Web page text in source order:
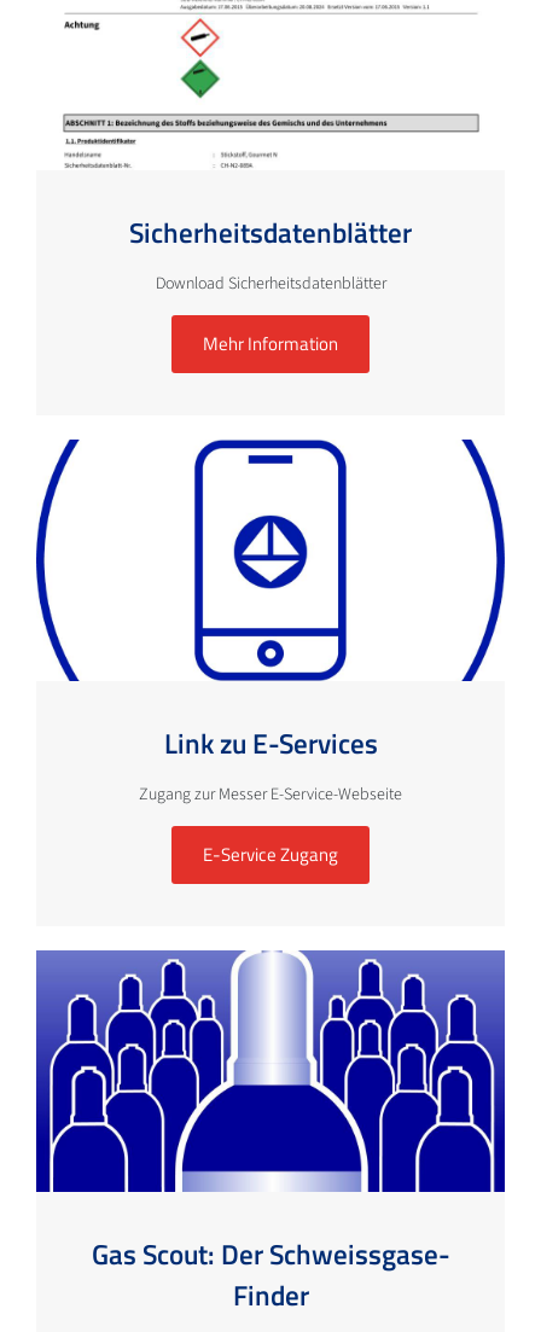
Sicherheitsdatenblätter
Download Sicherheitsdatenblätter
Mehr Information
Link zu E-Services
Zugang zur Messer E-Service-Webseite
E-Service Zugang
Gas Scout: Der Schweissgase-
Finder